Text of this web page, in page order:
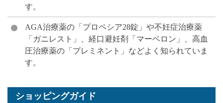
す。
AGA治療薬の「プロペシア28錠」や不妊症治療薬
「ガニレスト」、経口避妊剤「マーベロン」、高血
圧治療薬の「プレミネント」などよく知られていま
す。
ショッピングガイド